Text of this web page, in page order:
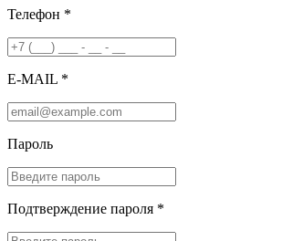
Телефон *
E-MAIL *
Пароль
Подтверждение пароля *